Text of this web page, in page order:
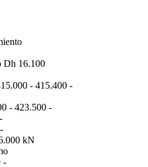
Dh 16.100
- 415.400 -
- 423.500 -
kN
-